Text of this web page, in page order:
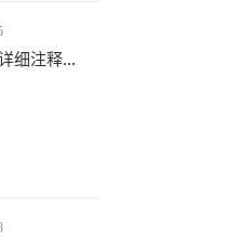
细注释...